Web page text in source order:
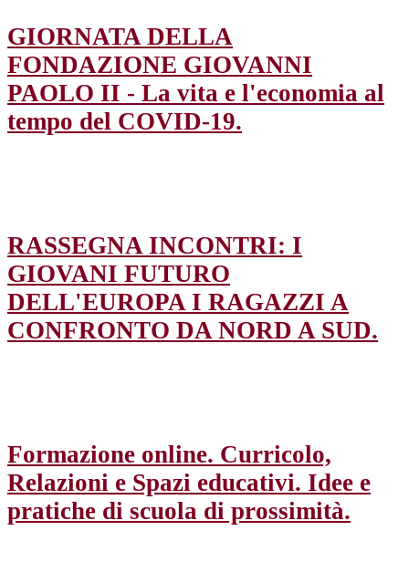
GIORNATA DELLA
FONDAZIONE GIOVANNI
PAOLO II - La vita e l'economia al
tempo del COVID-19.
RASSEGNA INCONTRI: I
GIOVANI FUTURO
DELL'EUROPA I RAGAZZI A
CONFRONTO DA NORD A SUD.
Formazione online. Curricolo,
Relazioni e Spazi educativi. Idee e
pratiche di scuola di prossimità.